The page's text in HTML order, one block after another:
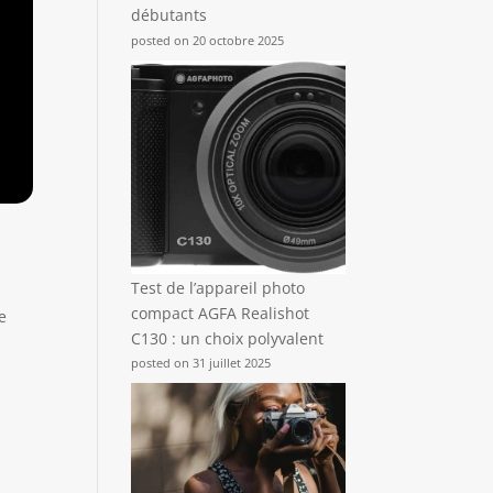
débutants
posted on 20 octobre 2025
Test de l’appareil photo
compact AGFA Realishot
C130 : un choix polyvalent
posted on 31 juillet 2025